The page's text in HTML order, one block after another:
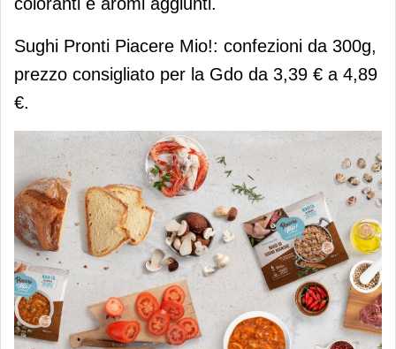
Sughi Pronti Piacere Mio!: confezioni da 300g,
prezzo consigliato per la Gdo da 3,39 € a 4,89
€.